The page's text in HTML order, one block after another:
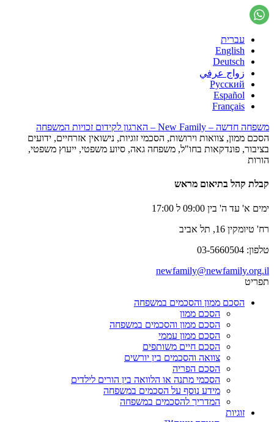
עברית
English
Deutsch
زواج عرفي
Русский
Español
Français
משפחה חדשה – New Family – הארגון לקידום זכויות המשפחה
הסכם ממון, צוואות וירושות, הסכמי זוגיות, נישואין אזרחיים, ידועים
בציבור, פונדקאות בחו"ל, משפחה גאה, סיוע משפטי, ייעוץ משפטי,
הורות
קבלת קהל בתיאום מראש
ימים א' עד ה' בין 09:00 ל 17:00
רח' טיומקין 16, תל אביב
טלפון: 03-5660504
newfamily@newfamily.org.il
תפריט
הסכם ממון והסכמים במשפחה
הסכם ממון
הסכם ממון והסכמים במשפחה
הסכם ממון עממי
הסכם חיים משותפים
צוואה והסכמים בין יורשים
הסכם הפריה
הסכמי מתנה או הלוואה בין הורים לילדים
מידע נוסף על הסכמים במשפחה
המדריך להסכמים במשפחה
זוגיות